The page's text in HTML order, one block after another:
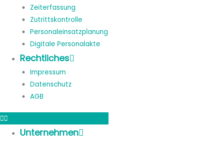
Zeiterfassung
Zutrittskontrolle
Personaleinsatzplanung
Digitale Personalakte
Rechtliches
Impressum
Datenschutz
AGB
Unternehmen